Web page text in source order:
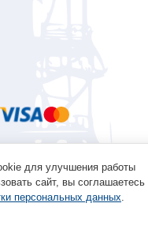
персональных данных
инструмент парк «Мастер
ИП Брусницын
для улучшения работы
сайт, вы соглашаетесь
персональных данных.